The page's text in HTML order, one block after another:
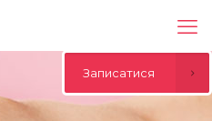
Записатися